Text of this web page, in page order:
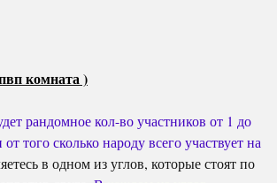
комната )
рандомное кол-во участников от 1 до
того сколько народу всего участвует на
в одном из углов, которые стоят по